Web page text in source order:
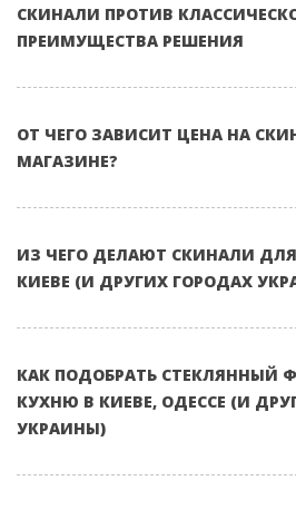
СКИНАЛИ ПРОТИВ
ПРЕИМУЩЕСТВА РЕШЕНИЯ
ОТ ЧЕГО ЗАВИСИТ ЦЕНА НА
МАГАЗИНЕ?
ИЗ ЧЕГО ДЕЛАЮТ СКИНАЛИ
КИЕВЕ (И ДРУГИХ ГОРОДАХ
КАК ПОДОБРАТЬ СТЕКЛЯННЫЙ
КУХНЮ В КИЕВЕ, ОДЕССЕ (И
УКРАИНЫ)